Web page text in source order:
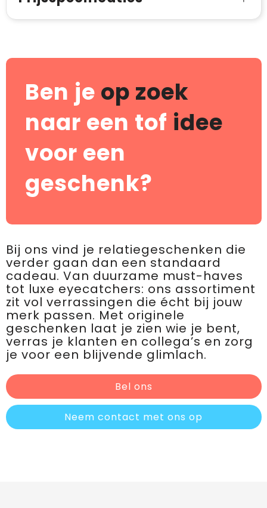
Ben je op zoek
naar een tof idee
voor een
geschenk?
Bij ons vind je relatiegeschenken die
verder gaan dan een standaard
cadeau. Van duurzame must-haves
tot luxe eyecatchers: ons assortiment
zit vol verrassingen die écht bij jouw
merk passen. Met originele
geschenken laat je zien wie je bent,
verras je klanten en collega’s en zorg
je voor een blijvende glimlach.
Bel ons
Neem contact met ons op